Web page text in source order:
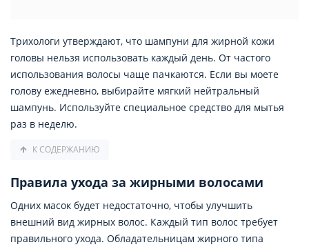
Трихологи утверждают, что шампуни для жирной кожи
головы нельзя использовать каждый день. От частого
использования волосы чаще пачкаются. Если вы моете
голову ежедневно, выбирайте мягкий нейтральный
шампунь. Используйте специальное средство для мытья
раз в неделю.
К СОДЕРЖАНИЮ
Правила ухода за жирными волосами
Одних масок будет недостаточно, чтобы улучшить
внешний вид жирных волос. Каждый тип волос требует
правильного ухода. Обладательницам жирного типа